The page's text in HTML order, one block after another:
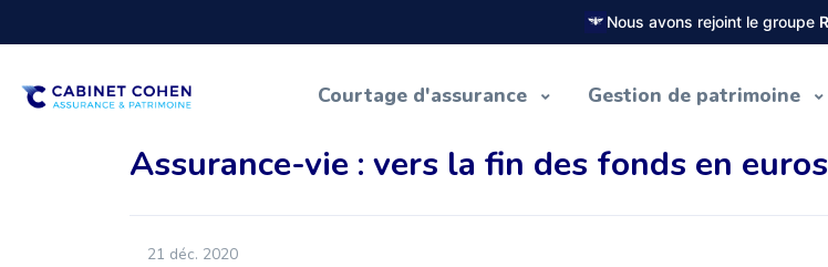
Nous avons rejoint le groupe
Courtage d'assurance Gestion de patrimoine
Assurance-vie : vers la fin des fonds en
21 déc. 2020